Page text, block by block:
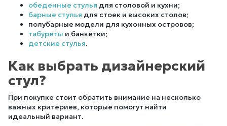
обеденные стулья для столовой и кухни;
барные стулья для стоек и высоких столов;
полубарные модели для кухонных островов;
табуреты и банкетки;
детские стулья.
Как выбрать дизайнерский
стул?
При покупке стоит обратить внимание на несколько
важных критериев, которые помогут найти
идеальный вариант.